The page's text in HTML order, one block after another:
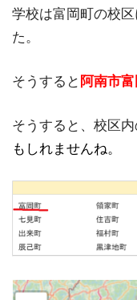
学校は富岡町の校
た。
そうすると 阿南市
そうすると、校区
もしれませんね。